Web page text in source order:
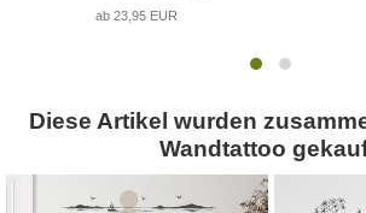
ab 23,95 EUR
Diese Artikel wurden
Wandtattoo